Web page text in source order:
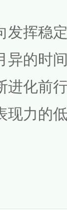
发挥稳
异的时
进化前
现力的